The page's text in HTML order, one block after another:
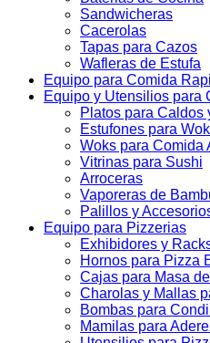
Sandwicheras
Cacerolas
Tapas para Cazos
Wafleras de Estufa
Equipo para Comida
Equipo y Utensilios para
Platos para Caldos
Estufones para Wok
Woks para Comida
Vitrinas para Sushi
Arroceras
Vaporeras de
Palillos y
Equipo para Pizzerias
Exhibidores y
Hornos para Pizza
Cajas para Masa
Charolas y Mallas
Bombas para
Mamilas para